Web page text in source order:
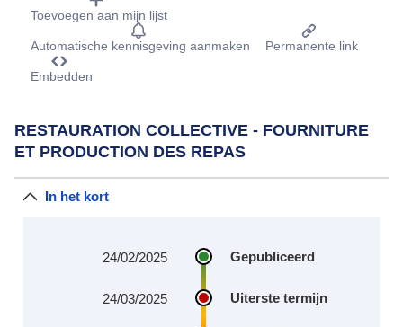
Toevoegen aan mijn lijst
Automatische kennisgeving aanmaken Permanente link
Embedden
RESTAURATION COLLECTIVE - FOURNITURE
ET PRODUCTION DES REPAS
In het kort
Gepubliceerd
24/02/2025
Uiterste termijn
24/03/2025